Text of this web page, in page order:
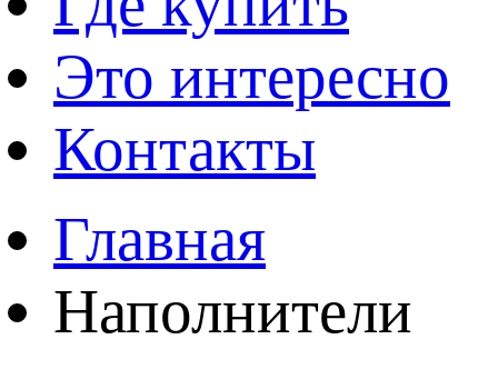
Это интересно
Контакты
Главная
Наполнители